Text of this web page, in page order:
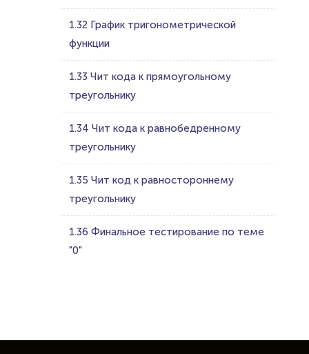
1.32 График тригонометрической
функции
1.33 Чит кода к прямоугольному
треугольнику
1.34 Чит кода к равнобедренному
треугольнику
1.35 Чит код к равностороннему
треугольнику
1.36 Финальное тестирование по теме
"0"